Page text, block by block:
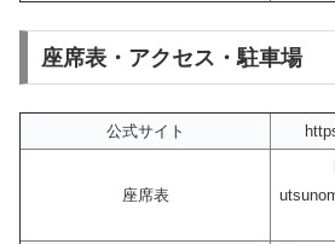
座席表・アクセス・駐車場
公式サイト
座席表